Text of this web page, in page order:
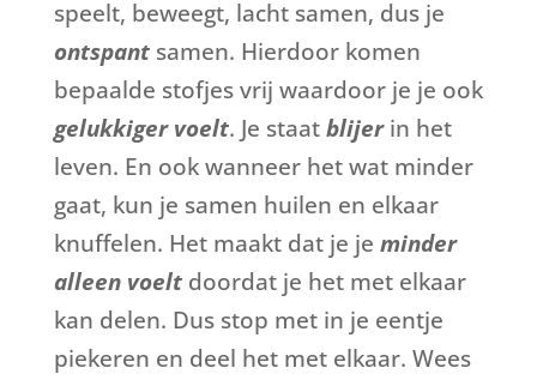
speelt, beweegt, lacht samen, dus je
ontspant samen. Hierdoor komen
bepaalde stofjes vrij waardoor je je ook
gelukkiger voelt. Je staatblijerin het
leven. En ook wanneer het wat minder
gaat, kun je samen huilen en elkaar
knuffelen. Het maakt dat je je minder
alleen voeltdoordat je het met elkaar
kan delen. Dus stop met in je eentje
piekeren en deel het met elkaar. Wees